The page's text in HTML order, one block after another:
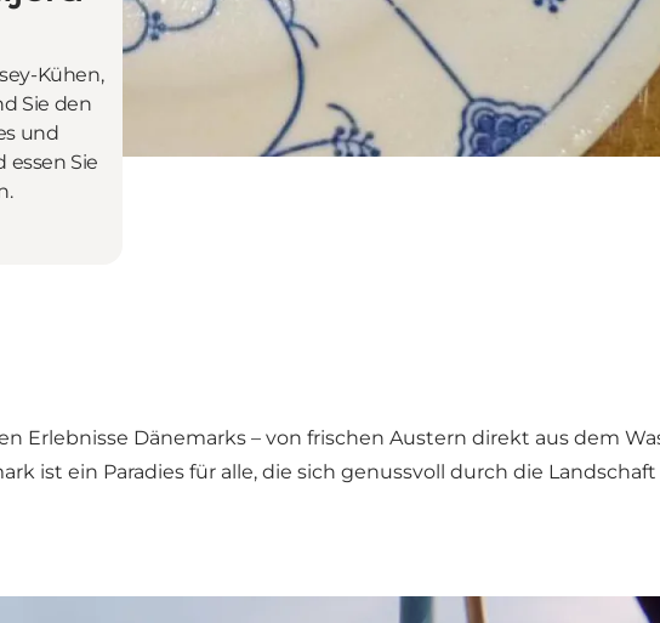
Kühen,
Sie den
und
essen Sie
Erlebnisse Dänemarks – von frischen Austern direkt aus dem
ist ein Paradies für alle, die sich genussvoll durch die